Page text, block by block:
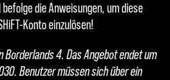
die Anweisungen, um diese
Konto einzulösen!
4. Das Angebot endet um
Benutzer müssen sich über ein